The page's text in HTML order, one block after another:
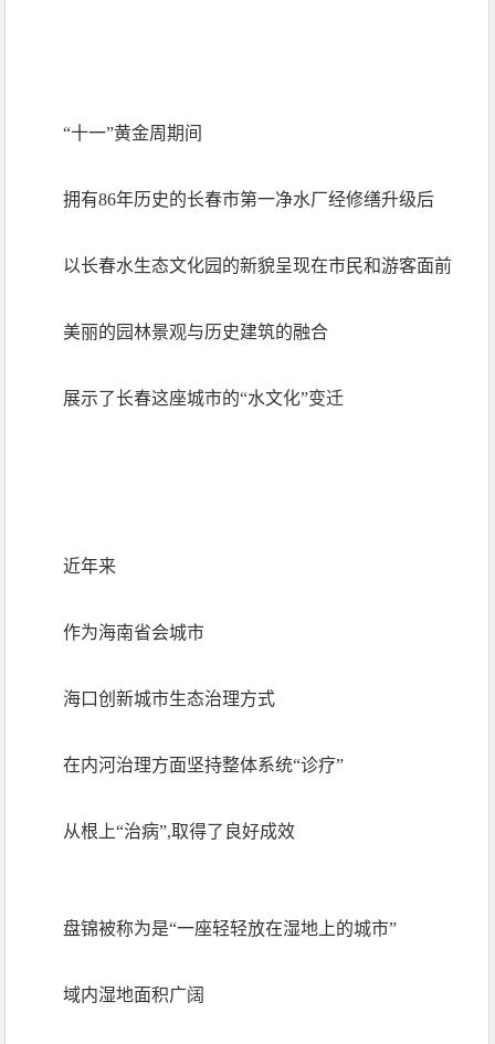
“十一”黄金周期间
拥有86年历史的长春市第一净水厂经修缮升级后
以长春水生态文化园的新貌呈现在市民和游客面前
美丽的园林景观与历史建筑的融合
展示了长春这座城市的“水文化”变迁
近年来
作为海南省会城市
海口创新城市生态治理方式
在内河治理方面坚持整体系统“诊疗”
从根上“治病”,取得了良好成效
盘锦被称为是“一座轻轻放在湿地上的城市”
域内湿地面积广阔